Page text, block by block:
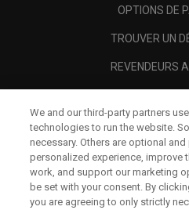
OPTIONS DE
TROUVER UN
REVENDEURS
A
MENTIONS
We and our third-party partners
technologies to run the website.
necessary. Others are optional
personalized experience, improve
work, and support our marketing
be set with your consent. By
you are agreeing to only strictly